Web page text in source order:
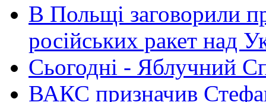
В Польщі заговорили
російських ракет над
Сьогодні - Яблучний
ВАКС призначив